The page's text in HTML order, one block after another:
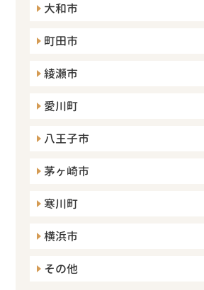
大和市
町田市
綾瀬市
愛川町
八王子市
茅ヶ崎市
寒川町
横浜市
その他